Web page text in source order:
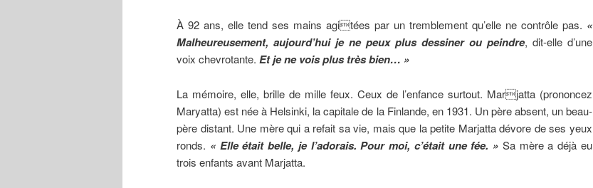
À 92 ans, elle tend ses mains agitées par un tremblement qu’elle ne contrôle pas. «
Malheureusement, aujourd’hui je ne peux plus dessiner ou peindre, dit-elle d’une
voix chevrotante. Et je ne vois plus très bien… »
La mémoire, elle, brille de mille feux. Ceux de l’enfance surtout. Marjatta (prononcez
Maryatta) est née à Helsinki, la capitale de la Finlande, en 1931. Un père absent, un beau-
père distant. Une mère qui a refait sa vie, mais que la petite Marjatta dévore de ses yeux
ronds. « Elle était belle, je l’adorais. Pour moi, c’était une fée. » Sa mère a déjà eu
trois enfants avant Marjatta.